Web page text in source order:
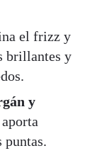
el frizz y
brillantes y
y
puntas.